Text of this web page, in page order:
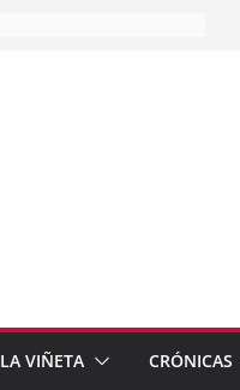
LA VIÑETA CRÓNICAS